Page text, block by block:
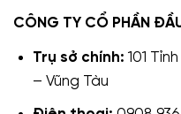
CÔNG TY CỔ PHẦN
Trụ sở chính: 101
– Vũng Tàu